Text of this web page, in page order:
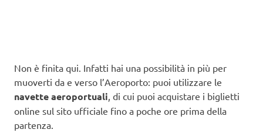
Non è finita qui. Infatti hai una possibilità in più per
muoverti da e verso l’Aeroporto: puoi utilizzare le
navette aeroportuali, di cui puoi acquistare i biglietti
online sul sito ufficiale fino a poche ore prima della
partenza.